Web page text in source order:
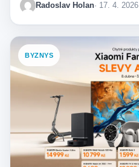
Radoslav Holan· 17. 4. 2026
BYZNYS